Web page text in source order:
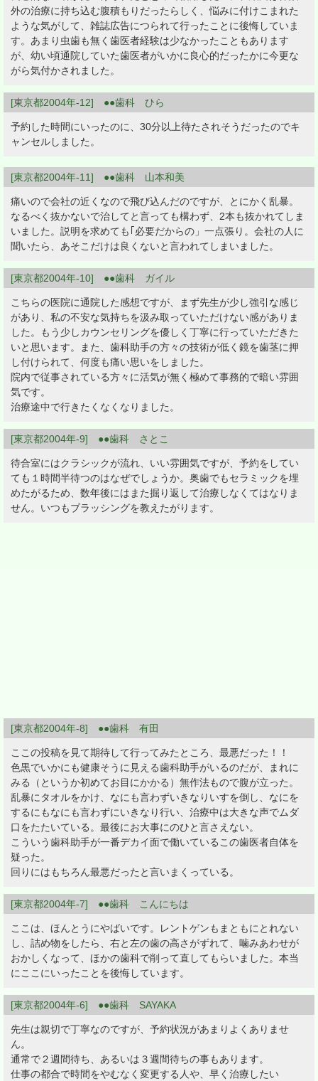
外の治療に持ち込む腹積もりだったらしく、悩みに付けこまれた
ような気がして、雑誌広告につられて行ったことに後悔していま
す。あまり虫歯も無く歯医者経験は少なかったこともあります
が、幼い頃通院していた歯医者がいかに良心的だったかに今更な
がら気付かされました。
[東京都2004年-12] ●●歯科 ひら
予約した時間にいったのに、30分以上待たされそうだったのでキ
ャンセルしました。
[東京都2004年-11] ●●歯科 山本和美
痛いので会社の近くなので飛び込んだのですが、とにかく乱暴。
なるべく抜かないで治してと言っても構わず、2本も抜かれてしま
いました。説明を求めても｢必要だからの」一点張り。会社の人に
聞いたら、あそこだけは良くないと言われてしまいました。
[東京都2004年-10] ●●歯科 ガイル
こちらの医院に通院した感想ですが、まず先生が少し強引な感じ
があり、私の不安な気持ちを汲み取っていただけない感がありま
した。もう少しカウンセリングを優しく丁寧に行っていただきた
いと思います。また、歯科助手の方々の技術が低く鏡を歯茎に押
し付けられて、何度も痛い思いをしました。
院内で従事されている方々に活気が無く極めて事務的で暗い雰囲
気です。
治療途中で行きたくなくなりました。
[東京都2004年-9] ●●歯科 さとこ
待合室にはクラシックが流れ、いい雰囲気ですが、予約をしてい
ても１時間半待つのはなぜでしょうか。奥歯でもセラミックを埋
めたがるため、数年後にはまた掘り返して治療しなくてはなりま
せん。いつもブラッシングを教えたがります。
[東京都2004年-8] ●●歯科 有田
ここの投稿を見て期待して行ってみたところ、最悪だった！！
色黒でいかにも健康そうに見える歯科助手がいるのだが、まれに
みる（というか初めてお目にかかる）無作法もので腹が立った。
乱暴にタオルをかけ、なにも言わずいきなりいすを倒し、なにを
するにもなにも言わずにいきなり行い、治療中は大きな声でムダ
口をたたいている。最後にお大事にのひと言さえない。
こういう歯科助手が一番デカイ面で働いているこの歯医者自体を
疑った。
回りにはもちろん最悪だったと言いまくっている。
[東京都2004年-7] ●●歯科 こんにちは
ここは、ほんとうにやばいです。レントゲンもまともにとれない
し、詰め物をしたら、右と左の歯の高さがずれて、噛みあわせが
おかしくなって、ほかの歯科で削って直してもらいました。本当
にここにいったことを後悔しています。
[東京都2004年-6] ●●歯科 SAYAKA
先生は親切で丁寧なのですが、予約状況があまりよくありませ
ん。
通常で２週間待ち、あるいは３週間待ちの事もあります。
仕事の都合で時間をやむなく変更する人や、早く治療したい